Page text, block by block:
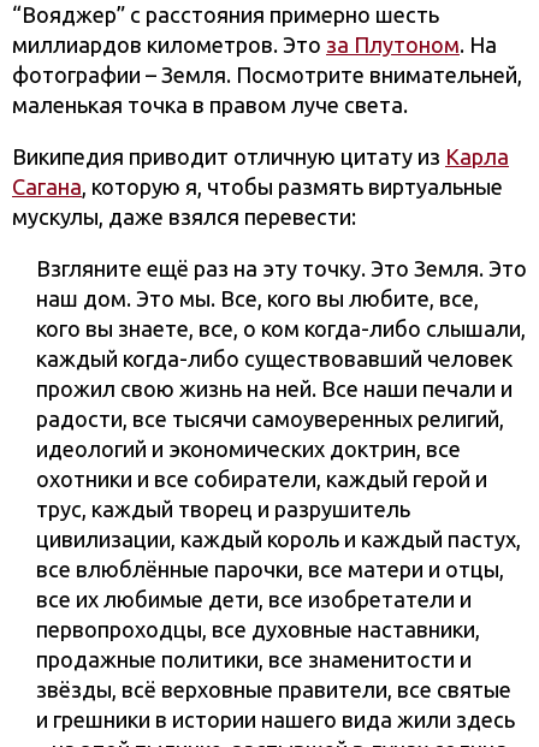
“Вояджер” с расстояния примерно шесть
миллиардов километров. Это за Плутоном. На
фотографии – Земля. Посмотрите внимательней,
маленькая точка в правом луче света.
Википедия приводит отличную цитату из Карла
Сагана, которую я, чтобы размять виртуальные
мускулы, даже взялся перевести:
Взгляните ещё раз на эту точку. Это Земля. Это
наш дом. Это мы. Все, кого вы любите, все,
кого вы знаете, все, о ком когда-либо слышали,
каждый когда-либо существовавший человек
прожил свою жизнь на ней. Все наши печали и
радости, все тысячи самоуверенных религий,
идеологий и экономических доктрин, все
охотники и все собиратели, каждый герой и
трус, каждый творец и разрушитель
цивилизации, каждый король и каждый пастух,
все влюблённые парочки, все матери и отцы,
все их любимые дети, все изобретатели и
первопроходцы, все духовные наставники,
продажные политики, все знаменитости и
звёзды, всё верховные правители, все святые
и грешники в истории нашего вида жили здесь